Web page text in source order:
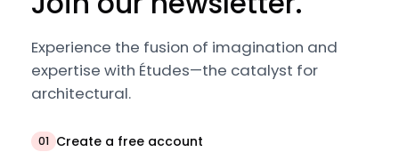
Experience the fusion of imagination and
expertise with Études—the catalyst for
architectural.
01 Create a free account